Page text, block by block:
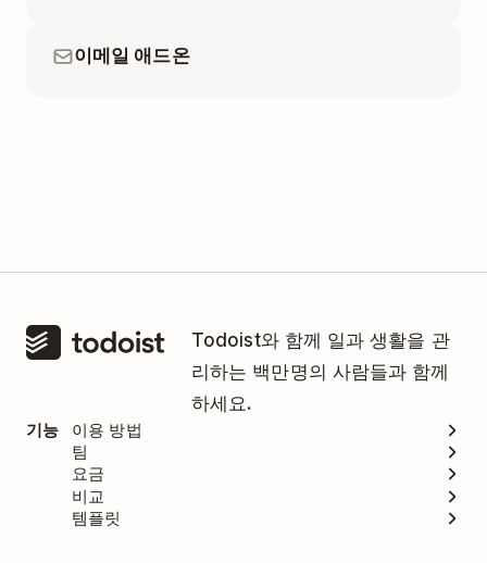
이메일 애드온
Todoist와 함께 일과 생활을 관
리하는 백만명의 사람들과 함께
하세요.
기능
이용 방법
팀
요금
비교
템플릿